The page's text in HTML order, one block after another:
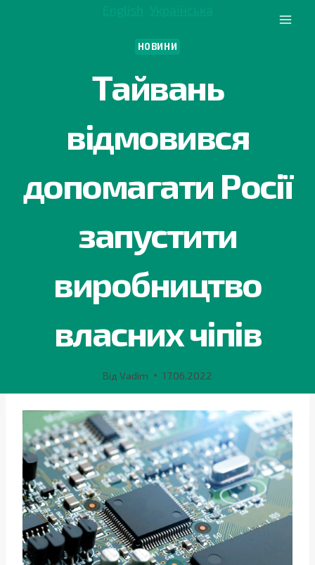
НОВИНИ
Тайвань
відмовився
допомагати Росії
запустити
виробництво
власних чіпів
Від Vadim 17.06.2022